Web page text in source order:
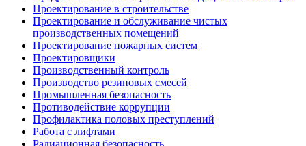
Проектирование в строительстве
Проектирование и обслуживание чистых
производственных помещений
Проектирование пожарных систем
Проектировщики
Производственный контроль
Производство резиновых смесей
Промышленная безопасность
Противодействие коррупции
Профилактика половых преступлений
Работа с лифтами
Радиационная безопасность